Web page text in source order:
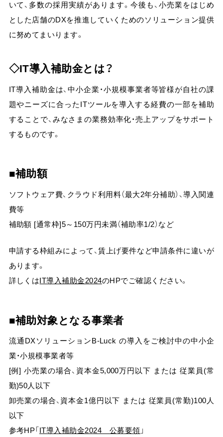
いて、多数の採用実績があります。今後も、小売業をはじめ
とした店舗のDXを推進していくためのソリューション提供
に努めてまいります。
IT導入補助金とは？
IT導入補助金は、中小企業・小規模事業者等皆様が自社の課
題やニーズに合ったITツールを導入する経費の一部を補助
することで、みなさまの業務効率化・売上アップをサポート
するものです。
補助額
ソフトウェア費、クラウド利用料（最大2年分補助）、導入関連
費等
補助額 [通常枠]5～150万円未満（補助率1/2）など
申請する枠組みによって、賃上げ要件など申請条件に違いが
あります。
詳しくはIT導入補助金2024のHPでご確認ください。
補助対象となる事業者
流通DXソリューションB-Luck の導入をご検討中の中小企
業・小規模事業者等
[例] 小売業の場合、資本金5,000万円以下 または 従業員(常
勤)50人以下
卸売業の場合、資本金1億円以下 または 従業員(常勤)100人
以下
参考HP「 IT導入補助金2024 公募要領 」